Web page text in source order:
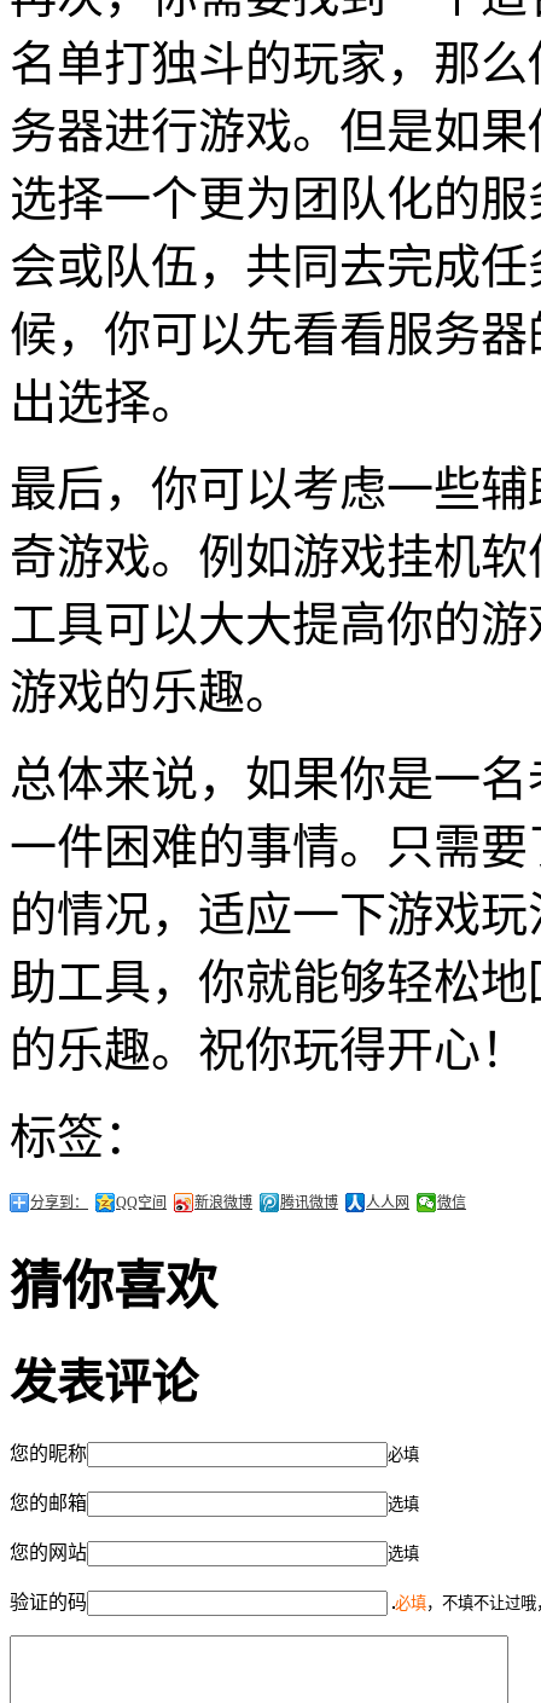
名单打独斗的玩家，那
务器进行游戏。但是如
选择一个更为团队化的
会或队伍，共同去完成
候，你可以先看看服务
出选择。
最后，你可以考虑一些
奇游戏。例如游戏挂机
工具可以大大提高你的
游戏的乐趣。
总体来说，如果你是一
一件困难的事情。只需
的情况，适应一下游戏
助工具，你就能够轻松
的乐趣。祝你玩得开心！
标签：
分享到： QQ空间 新浪微博 腾讯微博 人人网 微信
猜你喜欢
发表评论
您的昵称 必填
您的邮箱 选填
您的网站 选填
验证的码 必填，不填不让过